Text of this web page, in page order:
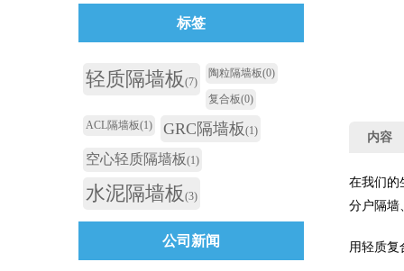
内容
在我们的
分户隔墙
用轻质复
标签
轻质隔墙板 (7)
陶粒隔墙板(0)
复合板(0)
ACL隔墙板(1) GRC隔墙板(1)
空心轻质隔墙板(1)
水泥隔墙板 (3)
公司新闻